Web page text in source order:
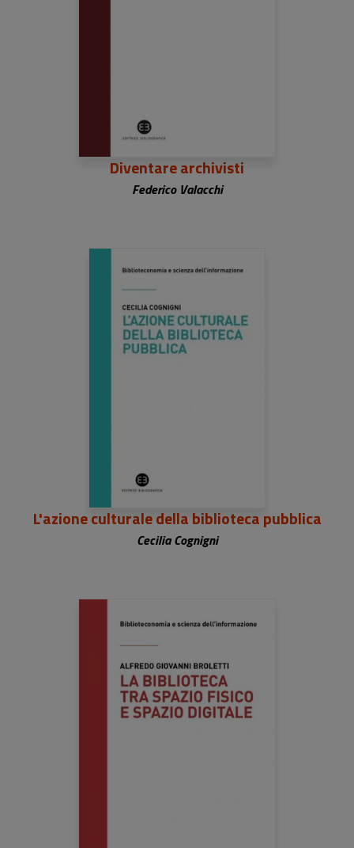
Diventare archivisti
Federico Valacchi
L'azione culturale della biblioteca pubblica
Cecilia Cognigni